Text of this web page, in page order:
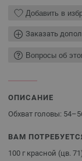
Добавить в
Заказать
Вопросы об
ОПИСАНИЕ
Обхват головы:
ВАМ
100 г красной (цв.